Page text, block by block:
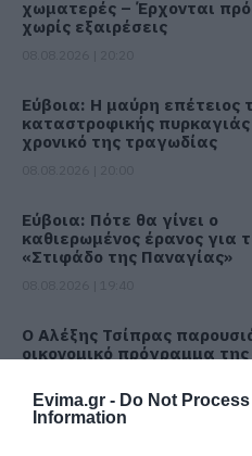
Evima.gr - Do Not
Information
χωματερές – Έρχονται
χωρίς εξαιρέσεις
Εύβοια: Η μαύρη επέτειος
καταστροφικής
χρονικό της τραγωδίας
Εύβοια: Πότε θα γίνει ο
καθιερωμένος έρανος για
«Στιφάδο της Παναγίας»
Ο Αλέξης Τσίπρας
οικονομικό πρόγραμμα
08.08.2026 | 19:20Όλες οι